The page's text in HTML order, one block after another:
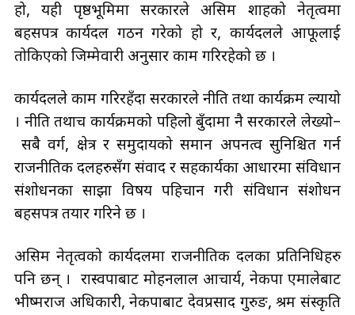
हो, यही पृष्ठभूमिमा सरकारले असिम शाहको नेतृत्वमा
बहसपत्र कार्यदल गठन गरेको हो र, कार्यदलले आफूलाई
तोकिएको जिम्मेवारी अनुसार काम गरिरहेको छ ।
कार्यदलले काम गरिरहँदा सरकारले नीति तथा कार्यक्रम ल्यायो
। नीति तथाच कार्यक्रमको पहिलो बुँदामा नै सरकारले लेख्यो–
सबै वर्ग, क्षेत्र र समुदायको समान अपनत्व सुनिश्चित गर्न
राजनीतिक दलहरुसँग संवाद र सहकार्यका आधारमा संविधान
संशोधनका साझा विषय पहिचान गरी संविधान संशोधन
बहसपत्र तयार गरिने छ ।
असिम नेतृत्वको कार्यदलमा राजनीतिक दलका प्रतिनिधिहरु
पनि छन् । रास्वपाबाट मोहनलाल आचार्य, नेकपा एमालेबाट
भीष्मराज अधिकारी, नेकपाबाट देवप्रसाद गुरुङ, श्रम संस्कृति